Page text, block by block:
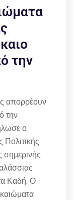
την
απορρέουν
την
ο
σημερινής
Καδή. Ο